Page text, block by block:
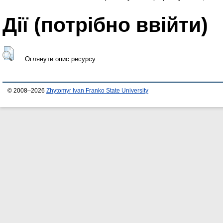
Дії ​​(потрібно ввійти)
Оглянути опис ресурсу
© 2008–2026 Zhytomyr Ivan Franko State University